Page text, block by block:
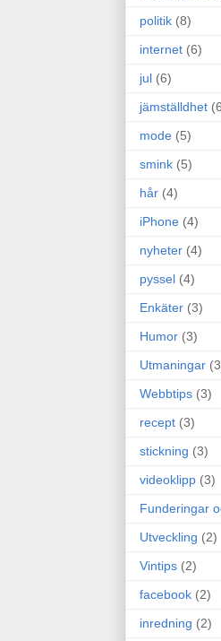
politik (8)
internet (6)
jul (6)
jämställdhet
mode (5)
smink (5)
hår (4)
iPhone (4)
nyheter (4)
pyssel (4)
Enkäter (3)
Humor (3)
Utmaningar
Webbtips (3)
recept (3)
stickning (3)
videoklipp (3)
Funderingar
Utveckling (2)
Vintips (2)
facebook (2)
inredning (2)